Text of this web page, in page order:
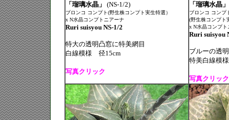
「瑠璃水晶」
(NS-1/2)
ブロンコ コンプト(野生株コンプト実生特選）
x N水晶コンプトニアーナ
Ruri suisyou NS-1/2
特大の透明凸窓に特美網目
白線模様 径15cm
写真クリック
「瑠璃水晶」
ブロンコ コンプ
(野生株コンプト
x N水晶コンプト
Ruri suisyou
ブルーの透
特美白線模様
写真クリック